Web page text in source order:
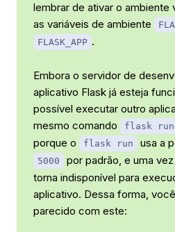
lembrar de ativar o ambiente
as variáveis de ambiente
FLASK_APP .
Embora o servidor de
aplicativo Flask já esteja
possível executar outro
mesmo comando
flask run
porque o
flask run usa a
5000
por padrão, e uma
torna indisponível para
aplicativo. Dessa forma,
parecido com este: